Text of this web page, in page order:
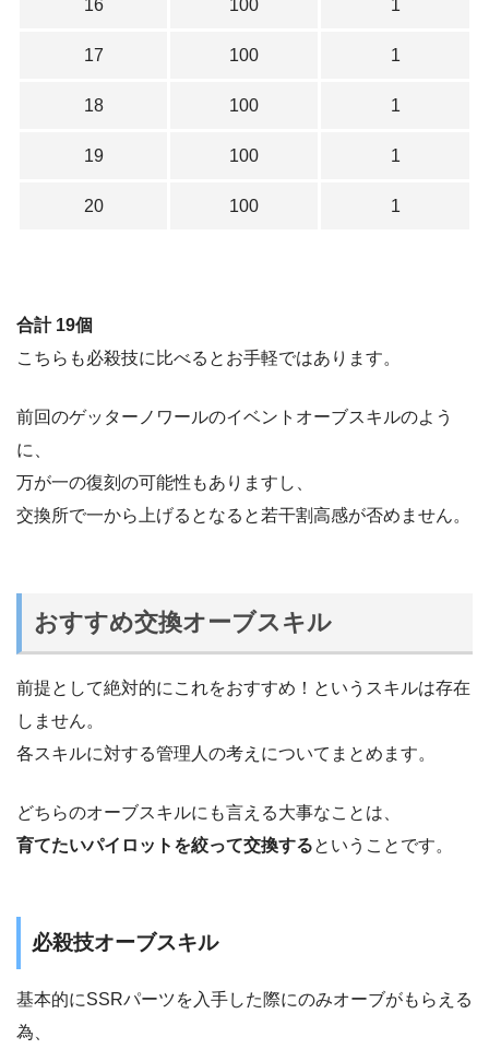
16 100 1
17 100 1
18 100 1
19 100 1
20 100 1
合計 19個
こちらも必殺技に比べるとお手軽ではあります。
前回のゲッターノワールのイベントオーブスキルのよう
に、
万が一の復刻の可能性もありますし、
交換所で一から上げるとなると若干割高感が否めません。
おすすめ交換オーブスキル
前提として絶対的にこれをおすすめ！というスキルは存在
しません。
各スキルに対する管理人の考えについてまとめます。
どちらのオーブスキルにも言える大事なことは、
育てたいパイロットを絞って交換するということです。
必殺技オーブスキル
基本的にSSRパーツを入手した際にのみオーブがもらえる
為、